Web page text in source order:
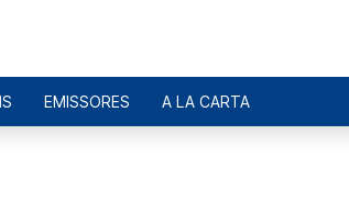
EMISSORES A LA CARTA